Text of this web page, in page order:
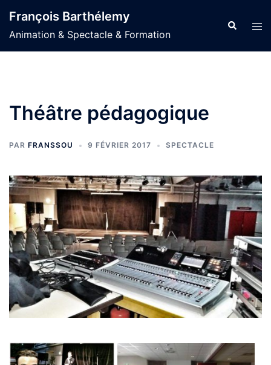
au
contenu
François Barthélemy
Animation & Spectacle & Formation
Théâtre pédagogique
PAR FRANSSOU 9 FÉVRIER 2017 SPECTACLE